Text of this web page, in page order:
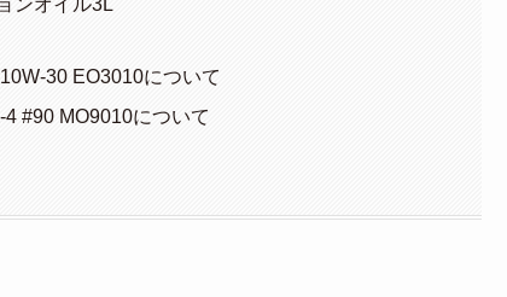
ンオイル3L
30 EO3010について
#90 MO9010について